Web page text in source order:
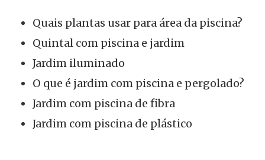
Quais plantas usar para área da piscina?
Quintal com piscina e jardim
Jardim iluminado
O que é jardim com piscina e pergolado?
Jardim com piscina de fibra
Jardim com piscina de plástico